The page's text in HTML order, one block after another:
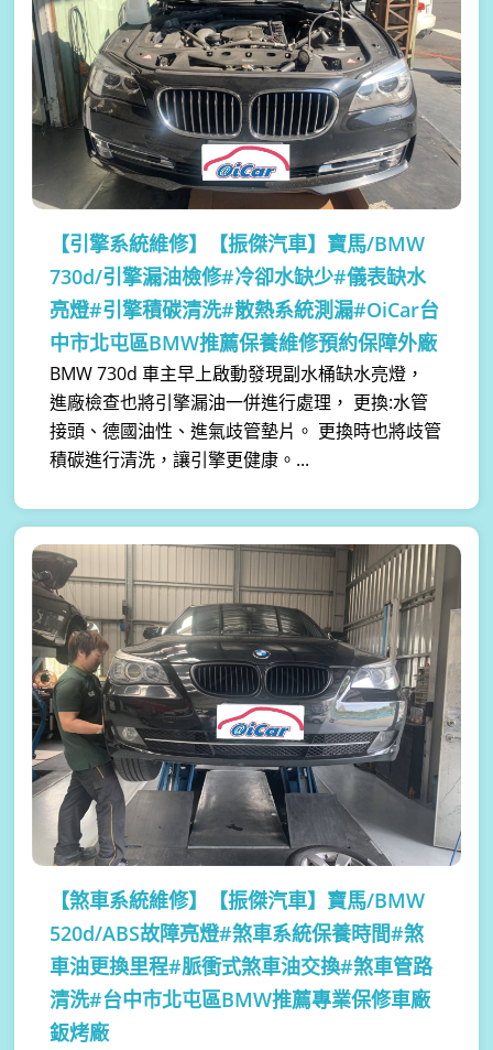
【引擎系統維修】
【振傑汽車】寶馬/BMW
730d/引擎漏油檢修#冷卻水缺少#儀表缺水
亮燈#引擎積碳清洗#散熱系統測漏#OiCar台
中市北屯區BMW推薦保養維修預約保障外廠
BMW 730d 車主早上啟動發現副水桶缺水亮燈，
進廠檢查也將引擎漏油一併進行處理， 更換:水管
接頭、德國油性、進氣歧管墊片。 更換時也將歧管
積碳進行清洗，讓引擎更健康。...
【煞車系統維修】
【振傑汽車】寶馬/BMW
520d/ABS故障亮燈#煞車系統保養時間#煞
車油更換里程#脈衝式煞車油交換#煞車管路
清洗#台中市北屯區BMW推薦專業保修車廠
鈑烤廠